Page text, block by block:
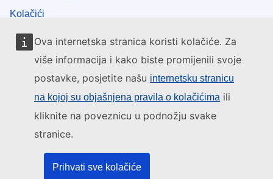
Ova internetska stranica koristi kolačiće. Za
više informacija i kako biste promijenili svoje
postavke, posjetite našu internetsku stranicu
na kojoj su objašnjena pravila o kolačićima ili
kliknite na poveznicu u podnožju svake
stranice.
Prihvati sve kolačiće
Kolačići
Institucije i tijela EU-a
Pretraživanje institucija i tijela EU-a